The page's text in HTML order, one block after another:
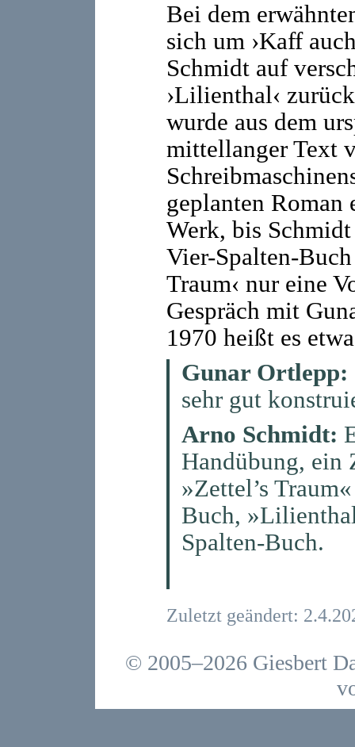
Bei dem
sich um ›Kaff
Schmidt auf
›Lilienthal‹
wurde aus dem
mittellanger Text
geplanten Roman
Werk, bis
Vier-Spalten-
Traum‹ nur eine
Gespräch mit
1970 heißt es
Gunar Ortlepp:
sehr gut
Arno Schmidt:
Handübung, ein
»Zettel’s
Buch,
Spalten-Buch.
Zuletzt geändert:
© 2005–2026 Giesbert